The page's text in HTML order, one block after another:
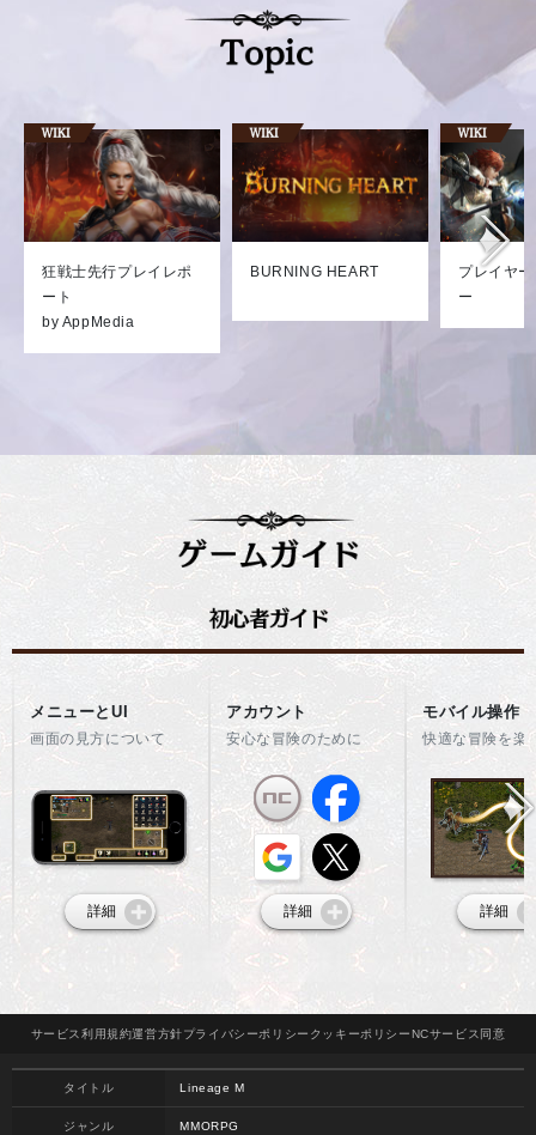
狂戦士先行プレイレポ
ート
by AppMedia
BURNING HEART
プレイヤ
ー
メニューとUI
画面の見方について
詳細
アカウント
安心な冒険のために
詳細
モバイル操作
快適な冒険を楽
詳細
サービス 利用規約運営方針プライバシーポリシー クッキーポリシーNCサービス 同意
タイトル Lineage M
ジャンル MMORPG